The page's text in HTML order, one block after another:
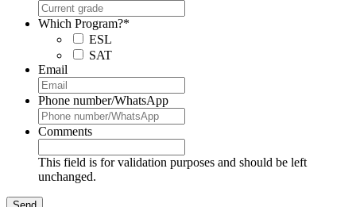
Which Program?*
ESL
SAT
Email
Phone number/WhatsApp
Comments
This field is for validation purposes and should be left
unchanged.